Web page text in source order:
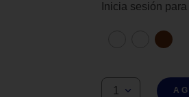
Inicia sesión
1